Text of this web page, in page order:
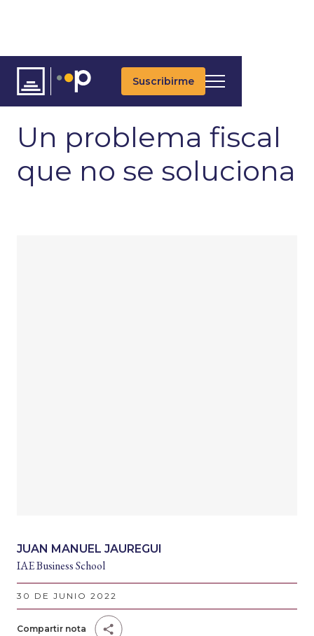
Suscribirme
ARTÍCULOS
Un problema fiscal
que no se soluciona
JUAN MANUEL JAUREGUI
IAE Business School
30 DE JUNIO 2022
Compartir nota